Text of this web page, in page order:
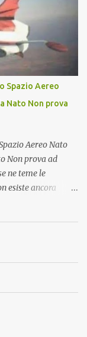
Riproponiamo
Spazio Aereo
Nato Non prova
Aereo Nato
Non prova ad
ne teme le
esiste ancora
per provocare
sane, potrebbe